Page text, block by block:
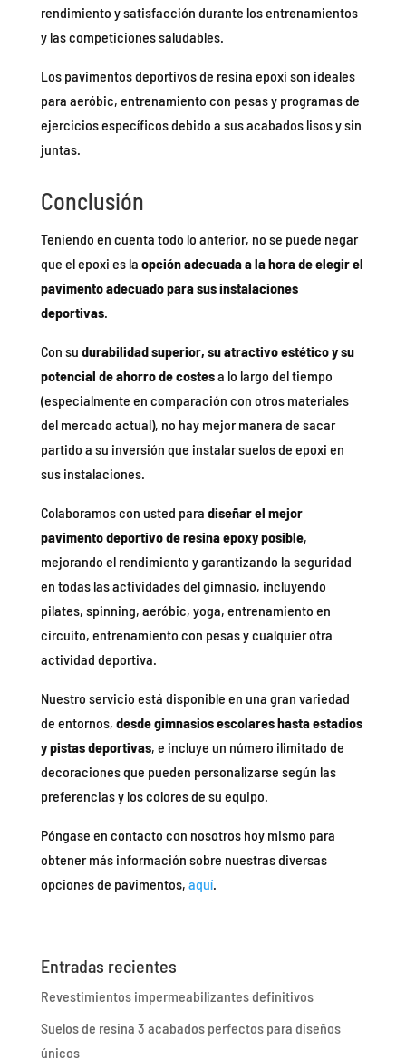
rendimiento y satisfacción durante los entrenamientos
y las competiciones saludables.
Los pavimentos deportivos de resina epoxi son ideales
para aeróbic, entrenamiento con pesas y programas de
ejercicios específicos debido a sus acabados lisos y sin
juntas.
Conclusión
Teniendo en cuenta todo lo anterior, no se puede negar
que el epoxi es la opción adecuada a la hora de elegir el
pavimento adecuado para sus instalaciones
deportivas.
Con su durabilidad superior, su atractivo estético y su
potencial de ahorro de costesa lo largo del tiempo
(especialmente en comparación con otros materiales
del mercado actual), no hay mejor manera de sacar
partido a su inversión que instalar suelos de epoxi en
sus instalaciones.
Colaboramos con usted para diseñar el mejor
pavimento deportivo de resina epoxy posible,
mejorando el rendimiento y garantizando la seguridad
en todas las actividades del gimnasio, incluyendo
pilates, spinning, aeróbic, yoga, entrenamiento en
circuito, entrenamiento con pesas y cualquier otra
actividad deportiva.
Nuestro servicio está disponible en una gran variedad
de entornos, desde gimnasios escolares hasta estadios
y pistas deportivas, e incluye un número ilimitado de
decoraciones que pueden personalizarse según las
preferencias y los colores de su equipo.
Póngase en contacto con nosotros hoy mismo para
obtener más información sobre nuestras diversas
opciones de pavimentos, aquí.
Entradas recientes
Revestimientos impermeabilizantes definitivos
Suelos de resina 3 acabados perfectos para diseños
únicos